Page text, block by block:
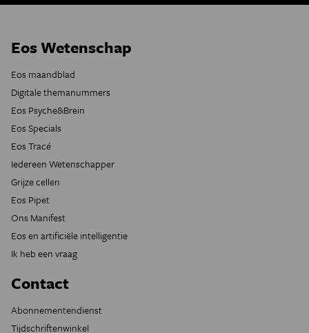
Eos Wetenschap
Eos maandblad
Digitale themanummers
Eos Psyche&Brein
Eos Specials
Eos Tracé
Iedereen Wetenschapper
Grijze cellen
Eos Pipet
Ons Manifest
Eos en artificiële intelligentie
Ik heb een vraag
Contact
Abonnementendienst
Tijdschriftenwinkel